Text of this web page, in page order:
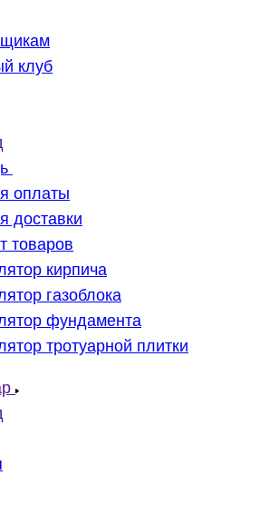
клуб
оплаты
доставки
товаров
кирпича
газоблока
фундамента
тротуарной плитки